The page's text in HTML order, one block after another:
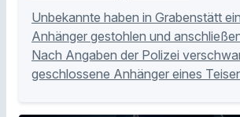
Unbekannte haben in Grabenstätt
Anhänger gestohlen und
Nach Angaben der Polizei
geschlossene Anhänger eines